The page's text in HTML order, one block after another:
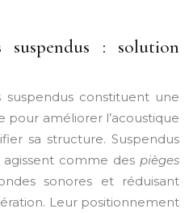
suspendus : solution
suspendus constituent une
améliorer l’acoustique
sa structure. Suspendus
comme des pièges
sonores et réduisant
Leur positionnement